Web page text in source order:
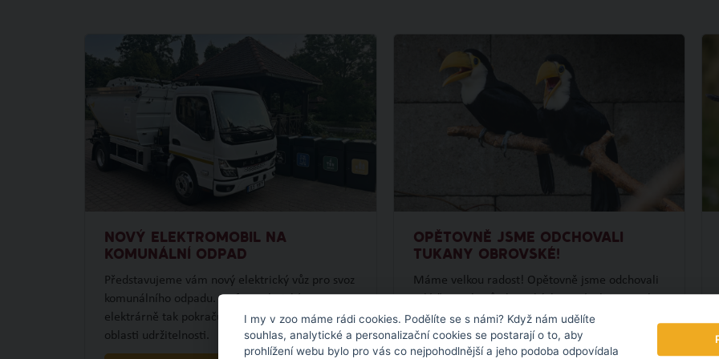
NOVÝ ELEKTROMOBIL NA
KOMUNÁLNÍ ODPAD
Představujeme vám nový elektrický vůz pro svoz
komunálního odpadu. Po fotovoltaické
elektrárně tak pokračujeme dalším projektem v
oblasti udržitelnosti.
OPĚTOVNĚ JSME ODCHOVALI
TUKANY OBROVSKÉ!
Máme velkou radost! Opětovně jsme odchovali
mláďata tukanů obrovských, navázali jsme tak
na náš loňský prvoodchov. To se ještě na území
České republiky nikomu nepodařilo.
I my v zoo máme rádi cookies. Podělíte se s námi? Když nám udělíte
souhlas, analytické a personalizační cookies se postarají o to, aby
prohlížení webu bylo pro vás co nejpohodlnější a jeho podoba odpovídala